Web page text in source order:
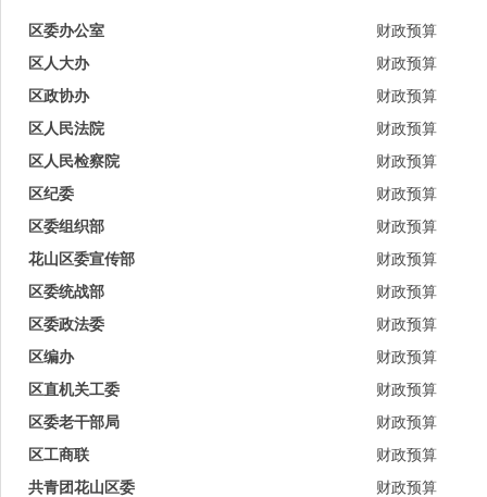
区委办公室
财政预算
区人大办
财政预算
区政协办
财政预算
区人民法院
财政预算
区人民检察院
财政预算
区纪委
财政预算
区委组织部
财政预算
花山区委宣传部
财政预算
区委统战部
财政预算
区委政法委
财政预算
区编办
财政预算
区直机关工委
财政预算
区委老干部局
财政预算
区工商联
财政预算
共青团花山区委
财政预算